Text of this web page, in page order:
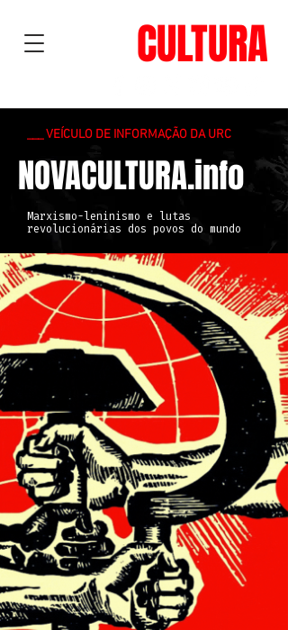
CULTURA
___ VEÍCULO DE INFORMAÇÃO DA URC
NOVACULTURA.info
Marxismo-leninismo e lutas
revolucionárias dos povos do mundo